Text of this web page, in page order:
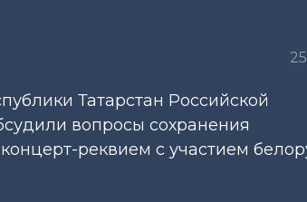
Татарстан Российской
вопросы сохранения
реквием с участием